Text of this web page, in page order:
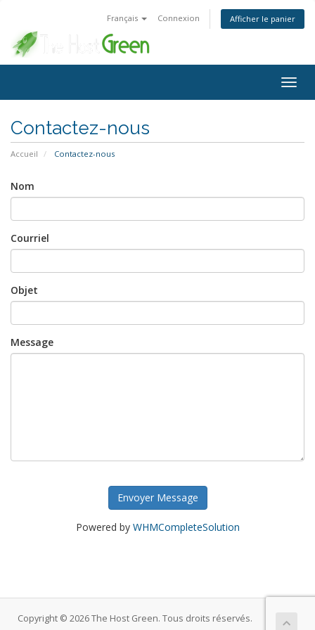
Français Connexion Afficher le panier
la
Contactez-nous
Accueil Contactez-nous
Nom
Courriel
Objet
Message
Envoyer Message
Powered by WHMCompleteSolution
Copyright © 2026 The Host Green. Tous droits réservés.